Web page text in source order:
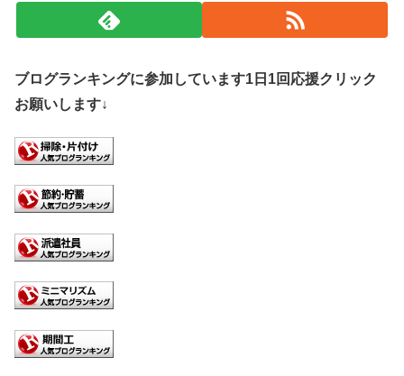
ブログランキングに参加しています1日1回応援クリック
お願いします↓